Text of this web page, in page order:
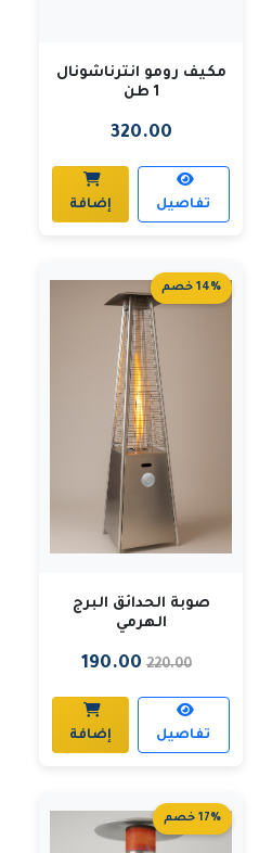
مكيف رومو انترناشونال
1 طن
320.00
تفاصيل إضافة
14% خصم
صوبة الحدائق البرج
الهرمي
220.00
190.00
تفاصيل إضافة
17% خصم